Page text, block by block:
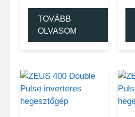
TOVÁBB
OLVASOM